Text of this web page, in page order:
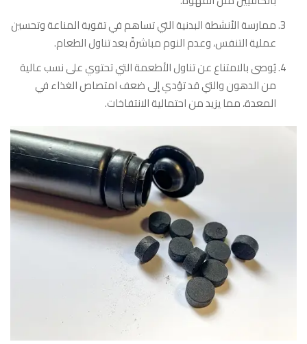
ممارسة الأنشطة البدنية التي تساهم في تقوية المناعة وتحسين
عملية التنفس، وعدم النوم مباشرةً بعد تناول الطعام.
يُوصى بالامتناع عن تناول الأطعمة التي تحتوي على نسب عالية
من الدهون والتي قد تؤدي إلى ضعف امتصاص الغذاء في
المعدة، مما يزيد من احتمالية الانتفاخات.